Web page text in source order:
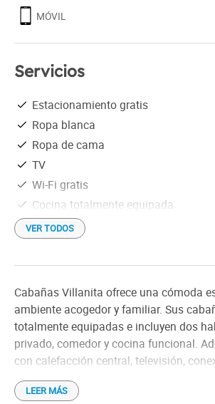
MÓVIL
Servicios
Estacionamiento gratis
Ropa blanca
Ropa de cama
TV
Wi-Fi gratis
Cocina totalmente equipada
Calefacción central
VER TODOS
Cabañas Villanita ofrece una cómoda
ambiente acogedor y familiar. Sus
totalmente equipadas e incluyen dos
privado, comedor y cocina funcional.
con calefacción central, televisión,
estacionamiento, brindando comodidad
para disfrutar de una agradable estancia
LEER MÁS